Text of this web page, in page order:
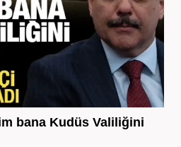
bana Kudüs Valiliğini